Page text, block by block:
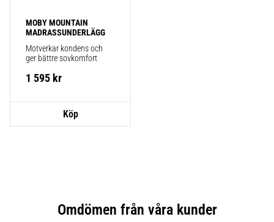
MOBY MOUNTAIN
MADRASSUNDERLÄGG
Motverkar kondens och
ger bättre sovkomfort
1 595 kr